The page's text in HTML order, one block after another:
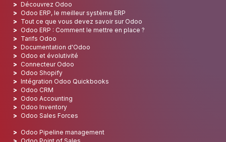
Découvrez Odoo
Odoo ERP, le meilleur système ERP
Tout ce que vous devez savoir sur Odoo
Odoo ERP : Comment le mettre en place ?
Tarifs Odoo
Documentation d'Odoo
Odoo et évolutivité
Connecteur Odoo
Odoo Shopify
Intégration Odoo Quickbooks
Odoo CRM
Odoo Accounting
Odoo Inventory
Odoo Sales Forces
Odoo Pipeline management